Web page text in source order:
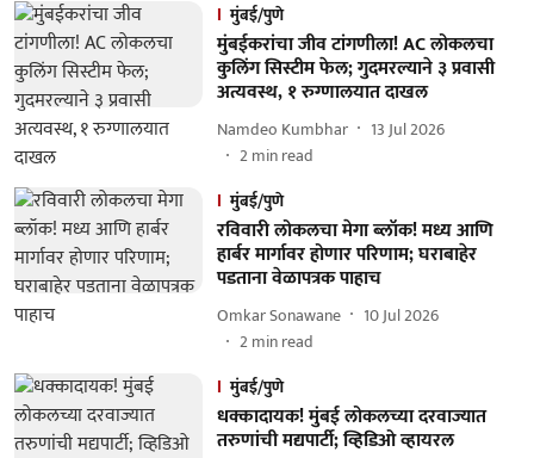
मुंबई/पुणे
मुंबईकरांचा जीव टांगणीला! AC लोकलचा
कुलिंग सिस्टीम फेल; गुदमरल्याने ३ प्रवासी
अत्यवस्थ, १ रुग्णालयात दाखल
Namdeo Kumbhar
13 Jul 2026
2min read
मुंबई/पुणे
रविवारी लोकलचा मेगा ब्लॉक! मध्य आणि
हार्बर मार्गावर होणार परिणाम; घराबाहेर
पडताना वेळापत्रक पाहाच
Omkar Sonawane
10 Jul 2026
2min read
मुंबई/पुणे
धक्कादायक! मुंबई लोकलच्या दरवाज्यात
तरुणांची मद्यपार्टी; व्हिडिओ व्हायरल